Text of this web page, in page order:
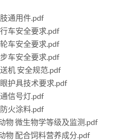
通用件.pdf
车安全要求.pdf
车安全要求.pdf
车安全要求.pdf
机 安全规范.pdf
护具技术要求.pdf
信号灯.pdf
火涂料.pdf
物 微生物学等级及监测.pdf
物 配合饲料营养成分.pdf